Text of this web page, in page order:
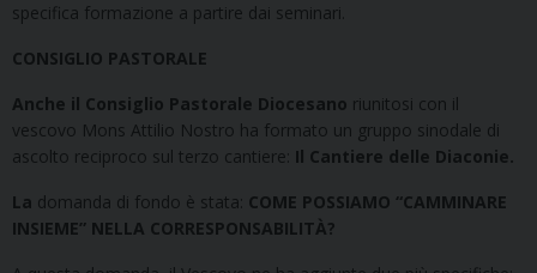
specifica formazione a partire dai seminari.
CONSIGLIO PASTORALE
Anche il Consiglio Pastorale Diocesano riunitosi con il
vescovo Mons Attilio Nostro ha formato un gruppo sinodale di
ascolto reciproco sul terzo cantiere: Il Cantiere delle Diaconie.
La domanda di fondo è stata: COME POSSIAMO “CAMMINARE
INSIEME” NELLA CORRESPONSABILITÀ?